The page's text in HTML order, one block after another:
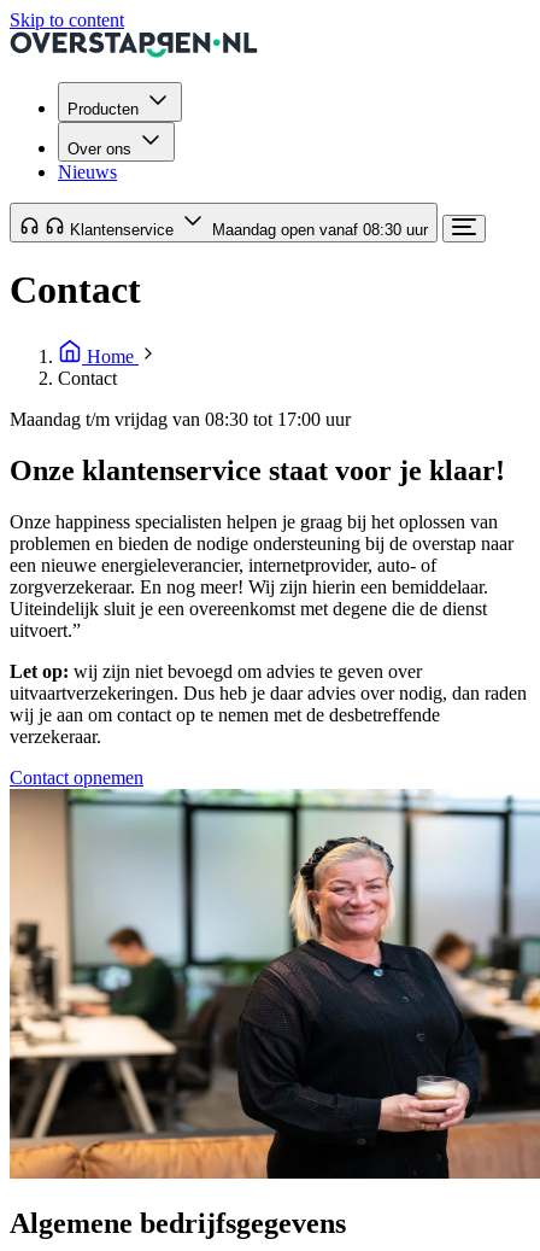
Skip to content
Producten
Over ons
Nieuws
Klantenservice Maandag open vanaf 08:30 uur
Contact
Home
Contact
Maandag t/m vrijdag van 08:30 tot 17:00 uur
Onze klantenservice staat voor je klaar!
Onze happiness specialisten helpen je graag bij het oplossen van
problemen en bieden de nodige ondersteuning bij de overstap naar
een nieuwe energieleverancier, internetprovider, auto- of
zorgverzekeraar. En nog meer! Wij zijn hierin een bemiddelaar.
Uiteindelijk sluit je een overeenkomst met degene die de dienst
uitvoert.”
Let op: wij zijn niet bevoegd om advies te geven over
uitvaartverzekeringen. Dus heb je daar advies over nodig, dan raden
wij je aan om contact op te nemen met de desbetreffende
verzekeraar.
Contact opnemen
Algemene bedrijfsgegevens